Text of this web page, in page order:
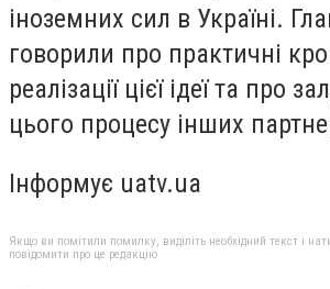
іноземних сил в Україні.
говорили про практичні
реалізації цієї ідеї та про
цього процесу інших
Інформує uatv.ua
Якщо ви помітили помилку, виділіть необхідний текст і
повідомити про це редакцію